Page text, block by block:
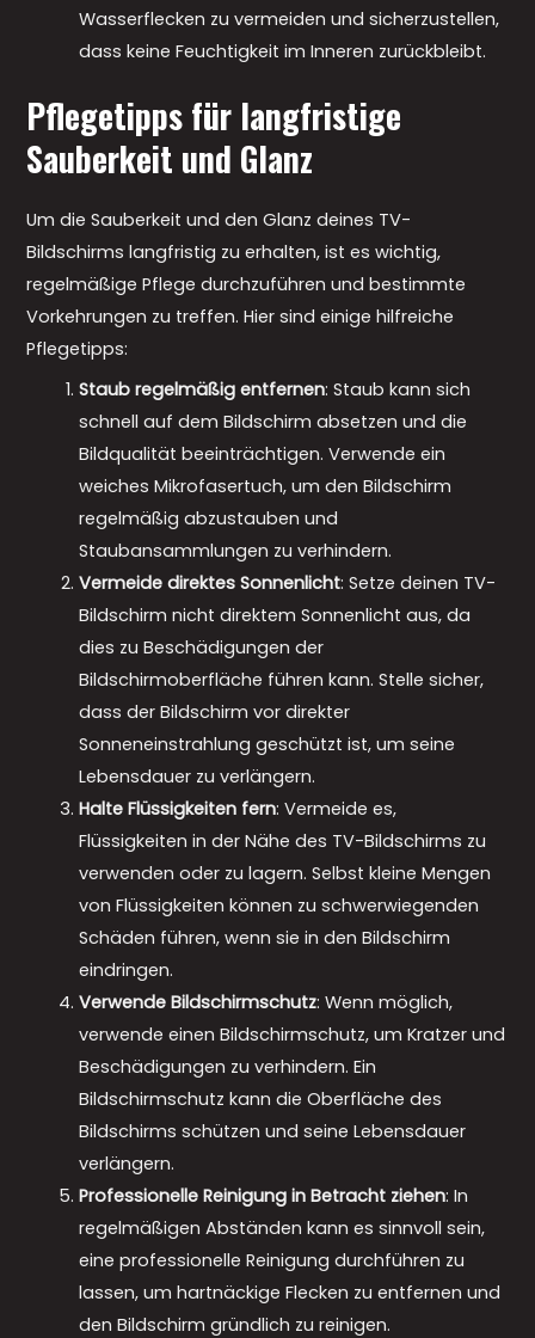
Wasserflecken zu vermeiden und sicherzustellen,
dass keine Feuchtigkeit im Inneren zurückbleibt.
Pflegetipps für langfristige
Sauberkeit und Glanz
Um die Sauberkeit und den Glanz deines TV-
Bildschirms langfristig zu erhalten, ist es wichtig,
regelmäßige Pflege durchzuführen und bestimmte
Vorkehrungen zu treffen. Hier sind einige hilfreiche
Pflegetipps:
Staub regelmäßig entfernen: Staub kann sich
schnell auf dem Bildschirm absetzen und die
Bildqualität beeinträchtigen. Verwende ein
weiches Mikrofasertuch, um den Bildschirm
regelmäßig abzustauben und
Staubansammlungen zu verhindern.
Vermeide direktes Sonnenlicht: Setze deinen TV-
Bildschirm nicht direktem Sonnenlicht aus, da
dies zu Beschädigungen der
Bildschirmoberfläche führen kann. Stelle sicher,
dass der Bildschirm vor direkter
Sonneneinstrahlung geschützt ist, um seine
Lebensdauer zu verlängern.
Halte Flüssigkeiten fern: Vermeide es,
Flüssigkeiten in der Nähe des TV-Bildschirms zu
verwenden oder zu lagern. Selbst kleine Mengen
von Flüssigkeiten können zu schwerwiegenden
Schäden führen, wenn sie in den Bildschirm
eindringen.
Verwende Bildschirmschutz: Wenn möglich,
verwende einen Bildschirmschutz, um Kratzer und
Beschädigungen zu verhindern. Ein
Bildschirmschutz kann die Oberfläche des
Bildschirms schützen und seine Lebensdauer
verlängern.
Professionelle Reinigung in Betracht ziehen: In
regelmäßigen Abständen kann es sinnvoll sein,
eine professionelle Reinigung durchführen zu
lassen, um hartnäckige Flecken zu entfernen und
den Bildschirm gründlich zu reinigen.